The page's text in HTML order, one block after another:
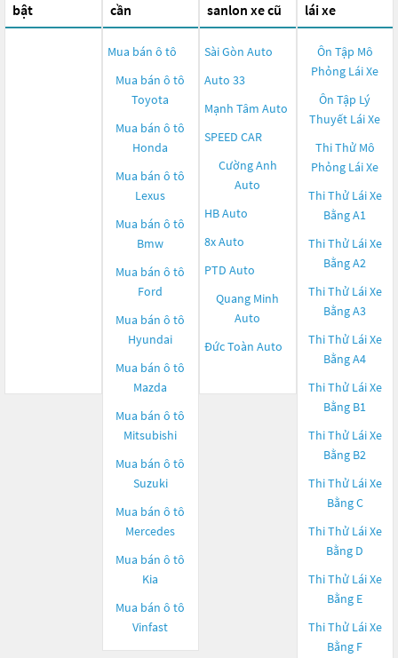
bật
cần
Mua bán ô tô
Mua bán ô tô
Toyota
Mua bán ô tô
Honda
Mua bán ô tô
Lexus
Mua bán ô tô
Bmw
Mua bán ô tô
Ford
Mua bán ô tô
Hyundai
Mua bán ô tô
Mazda
Mua bán ô tô
Mitsubishi
Mua bán ô tô
Suzuki
Mua bán ô tô
Mercedes
Mua bán ô tô
Kia
Mua bán ô tô
Vinfast
sanlon xe cũ
Sài Gòn Auto
Auto 33
Mạnh Tâm Auto
SPEED CAR
Cường Anh
Auto
HB Auto
8x Auto
PTD Auto
Quang Minh
Auto
Đức Toàn Auto
lái xe
Ôn Tập Mô
Phỏng Lái Xe
Ôn Tập Lý
Thuyết Lái Xe
Thi Thử Mô
Phỏng Lái Xe
Thi Thử Lái Xe
Bằng A1
Thi Thử Lái Xe
Bằng A2
Thi Thử Lái Xe
Bằng A3
Thi Thử Lái Xe
Bằng A4
Thi Thử Lái Xe
Bằng B1
Thi Thử Lái Xe
Bằng B2
Thi Thử Lái Xe
Bằng C
Thi Thử Lái Xe
Bằng D
Thi Thử Lái Xe
Bằng E
Thi Thử Lái Xe
Bằng F